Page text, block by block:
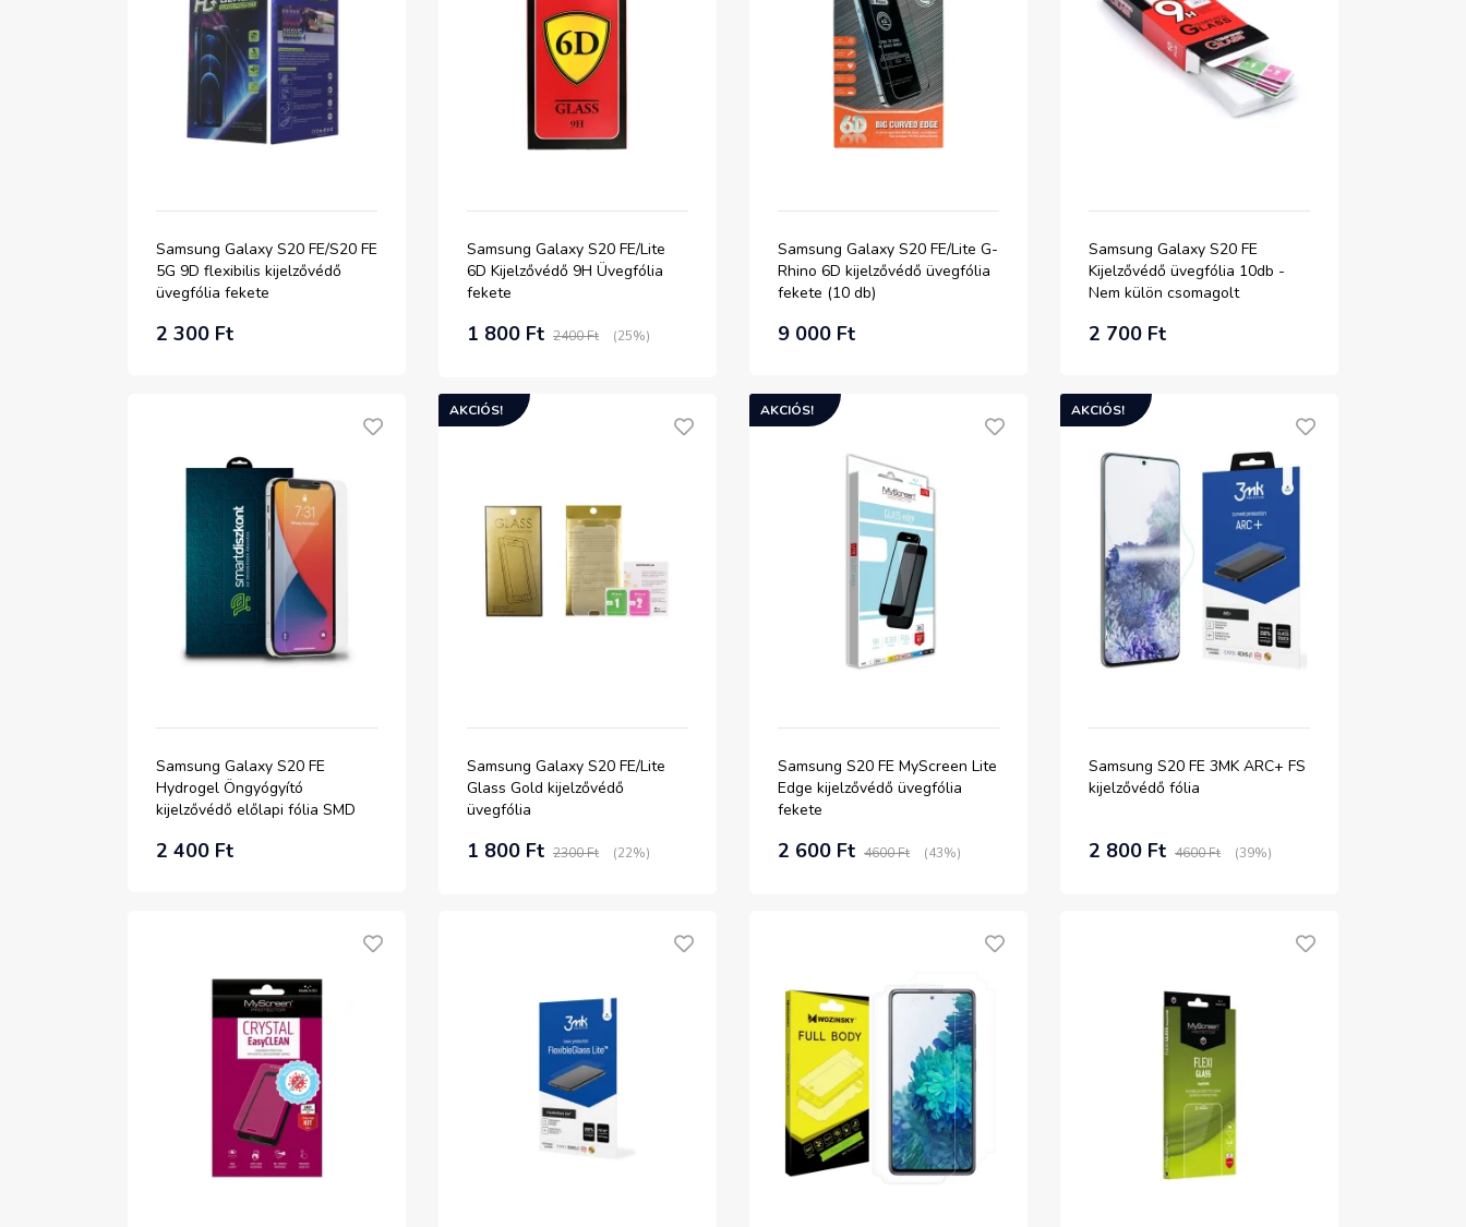
Samsung Galaxy S20 FE/S20 FE
5G 9D flexibilis kijelzővédő
üvegfólia fekete
2 300 Ft
Samsung Galaxy S20 FE/Lite
6D Kijelzővédő 9H Üvegfólia
fekete
1 800 Ft 2400 Ft (25%)
Samsung Galaxy S20 FE/Lite G-
Rhino 6D kijelzővédő üvegfólia
fekete (10 db)
9 000 Ft
Samsung Galaxy S20 FE
Kijelzővédő üvegfólia 10db -
Nem külön csomagolt
2 700 Ft
Samsung Galaxy S20 FE
Hydrogel Öngyógyító
kijelzővédő előlapi fólia SMD
2 400 Ft
AKCIÓS!
Samsung Galaxy S20 FE/Lite
Glass Gold kijelzővédő
üvegfólia
1 800 Ft 2300 Ft (22%)
AKCIÓS!
Samsung S20 FE MyScreen Lite
Edge kijelzővédő üvegfólia
fekete
2 600 Ft 4600 Ft (43%)
AKCIÓS!
Samsung S20 FE 3MK ARC+ FS
kijelzővédő fólia
2 800 Ft 4600 Ft (39%)